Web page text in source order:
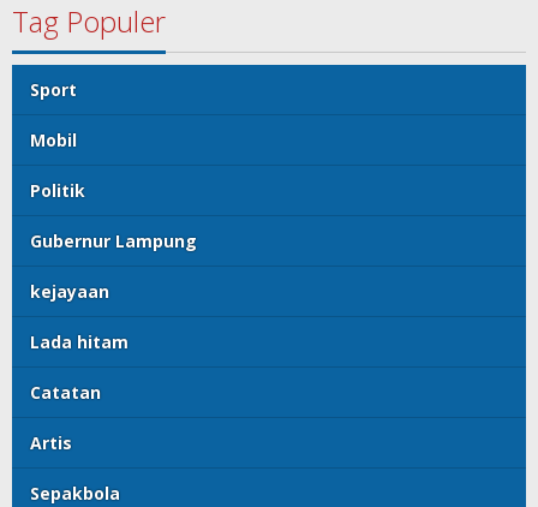
Tag Populer
Sport
Mobil
Politik
Gubernur Lampung
kejayaan
Lada hitam
Catatan
Artis
Sepakbola